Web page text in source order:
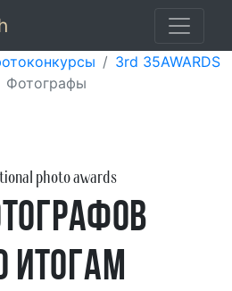
3rd 35AWARDS
Фотографы
photo awards
итогам